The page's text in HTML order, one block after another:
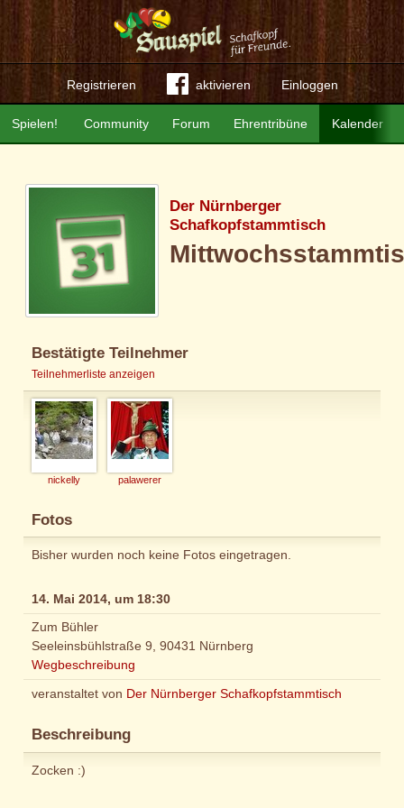
Registrieren aktivieren Einloggen
Community Forum Ehrentribüne Kalender
Spielen!
Der Nürnberger
Schafkopfstammtisch
Bestätigte Teilnehmer
Teilnehmerliste anzeigen
nickelly palawerer
Fotos
Bisher wurden noch keine Fotos eingetragen.
14. Mai 2014, um 18:30
Zum Bühler
Seeleinsbühlstraße 9, 90431 Nürnberg
Wegbeschreibung
veranstaltet von Der Nürnberger Schafkopfstammtisch
Beschreibung
Zocken :)